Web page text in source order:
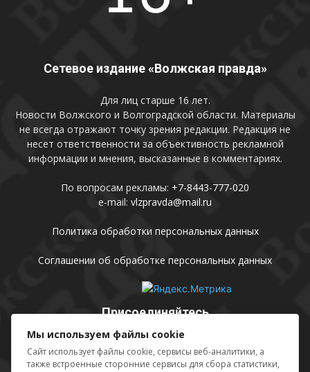
Сетевое издание «Волжская правда»
Для лиц старше 16 лет.
Новости Волжского и Волгоградской области. Материалы
не всегда отражают точку зрения редакции. Редакция не
несет ответственности за объективность рекламной
информации и мнения, высказанные в комментариях.
По вопросам рекламы: +7-8443-777-020
e-mail: vlzpravda@mail.ru
Политика обработки персональных данных
Соглашении об обработке персональных данных
Присоединяйтесь
Мы используем файлы cookie
Сайт использует файлы cookie, сервисы веб-аналитики, а
также встроенные сторонние сервисы для сбора статистики,